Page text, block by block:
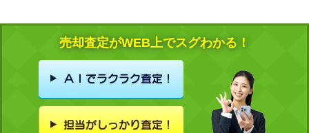
売却査定がWEB上でスグわかる！